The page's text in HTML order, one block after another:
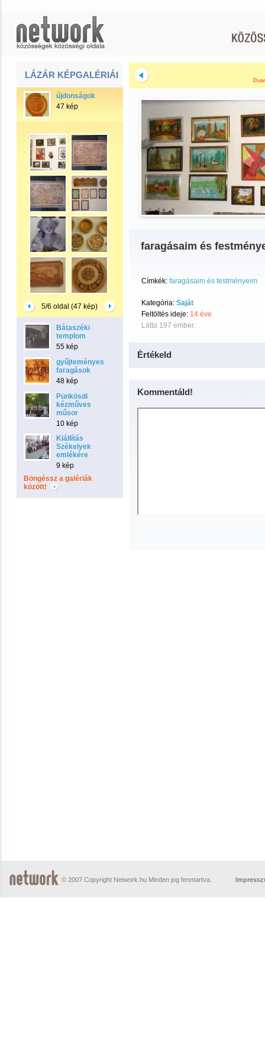
LÁZÁR KÉPGALÉRIÁI
újdonságok
47 kép
5/6 oldal (47 kép)
Bátaszéki
templom
55 kép
gyűjteményes
faragások
48 kép
Pünkösdi
kézműves
műsor
10 kép
Kiállítás
Székelyek
emlékére
9 kép
Böngéssz a galériák
között!
faragásaim és
Címkék: faragásaim és festményeim
Kategória: Saját
Feltöltés ideje: 14 éve
Látta 197 ember.
Értékeld
Kommentáld!
© 2007 Copyright Network.hu Minden jog fenntartva.